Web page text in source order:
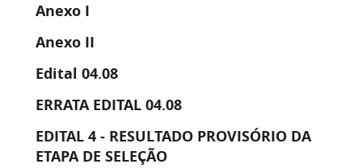
Anexo I
Anexo II
Edital 04.08
ERRATA EDITAL 04.08
EDITAL 4 - RESULTADO PROVISÓRIO DA
ETAPA DE SELEÇÃO